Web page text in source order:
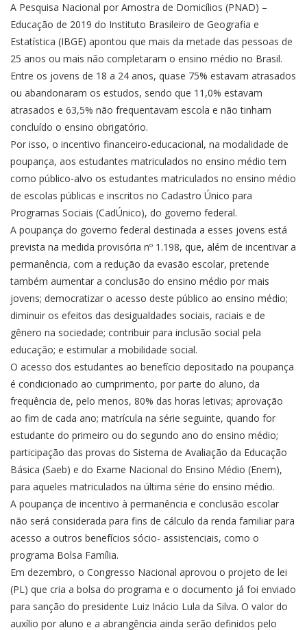
A Pesquisa Nacional por Amostra de Domicílios (PNAD) –
Educação de 2019 do Instituto Brasileiro de Geografia e
Estatística (IBGE) apontou que mais da metade das pessoas de
25 anos ou mais não completaram o ensino médio no Brasil.
Entre os jovens de 18 a 24 anos, quase 75% estavam atrasados
ou abandonaram os estudos, sendo que 11,0% estavam
atrasados e 63,5% não frequentavam escola e não tinham
concluído o ensino obrigatório.
Por isso, o incentivo financeiro-educacional, na modalidade de
poupança, aos estudantes matriculados no ensino médio tem
como público-alvo os estudantes matriculados no ensino médio
de escolas públicas e inscritos no Cadastro Único para
Programas Sociais (CadÚnico), do governo federal.
A poupança do governo federal destinada a esses jovens está
prevista na medida provisória nº 1.198, que, além de incentivar a
permanência, com a redução da evasão escolar, pretende
também aumentar a conclusão do ensino médio por mais
jovens; democratizar o acesso deste público ao ensino médio;
diminuir os efeitos das desigualdades sociais, raciais e de
gênero na sociedade; contribuir para inclusão social pela
educação; e estimular a mobilidade social.
O acesso dos estudantes ao benefício depositado na poupança
é condicionado ao cumprimento, por parte do aluno, da
frequência de, pelo menos, 80% das horas letivas; aprovação
ao fim de cada ano; matrícula na série seguinte, quando for
estudante do primeiro ou do segundo ano do ensino médio;
participação das provas do Sistema de Avaliação da Educação
Básica (Saeb) e do Exame Nacional do Ensino Médio (Enem),
para aqueles matriculados na última série do ensino médio.
A poupança de incentivo à permanência e conclusão escolar
não será considerada para fins de cálculo da renda familiar para
acesso a outros benefícios sócio- assistenciais, como o
programa Bolsa Família.
Em dezembro, o Congresso Nacional aprovou o projeto de lei
(PL) que cria a bolsa do programa e o documento já foi enviado
para sanção do presidente Luiz Inácio Lula da Silva. O valor do
auxílio por aluno e a abrangência ainda serão definidos pelo